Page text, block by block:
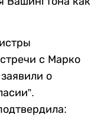
с Марко
о